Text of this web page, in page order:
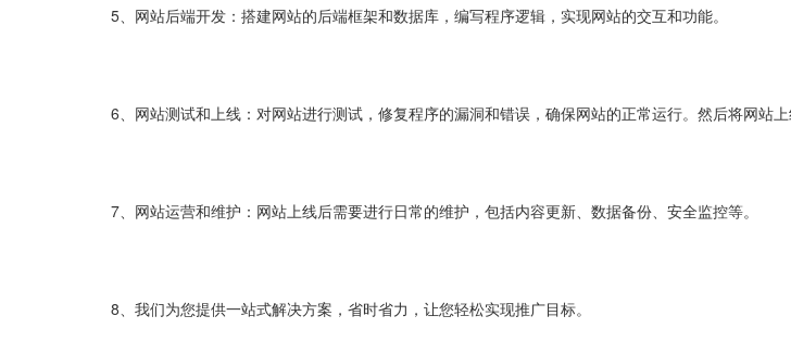
5、网站后端开发：搭建网站的后端框架和数据库，编写程序逻辑，实现网站的交互和功能。
6、网站测试和上线：对网站进行测试，修复程序的漏洞和错误，确保网站的正常运行。然后将网站上
7、网站运营和维护：网站上线后需要进行日常的维护，包括内容更新、数据备份、安全监控等。
8、我们为您提供一站式解决方案，省时省力，让您轻松实现推广目标。